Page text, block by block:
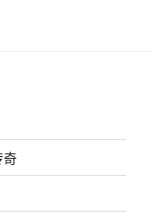
奇